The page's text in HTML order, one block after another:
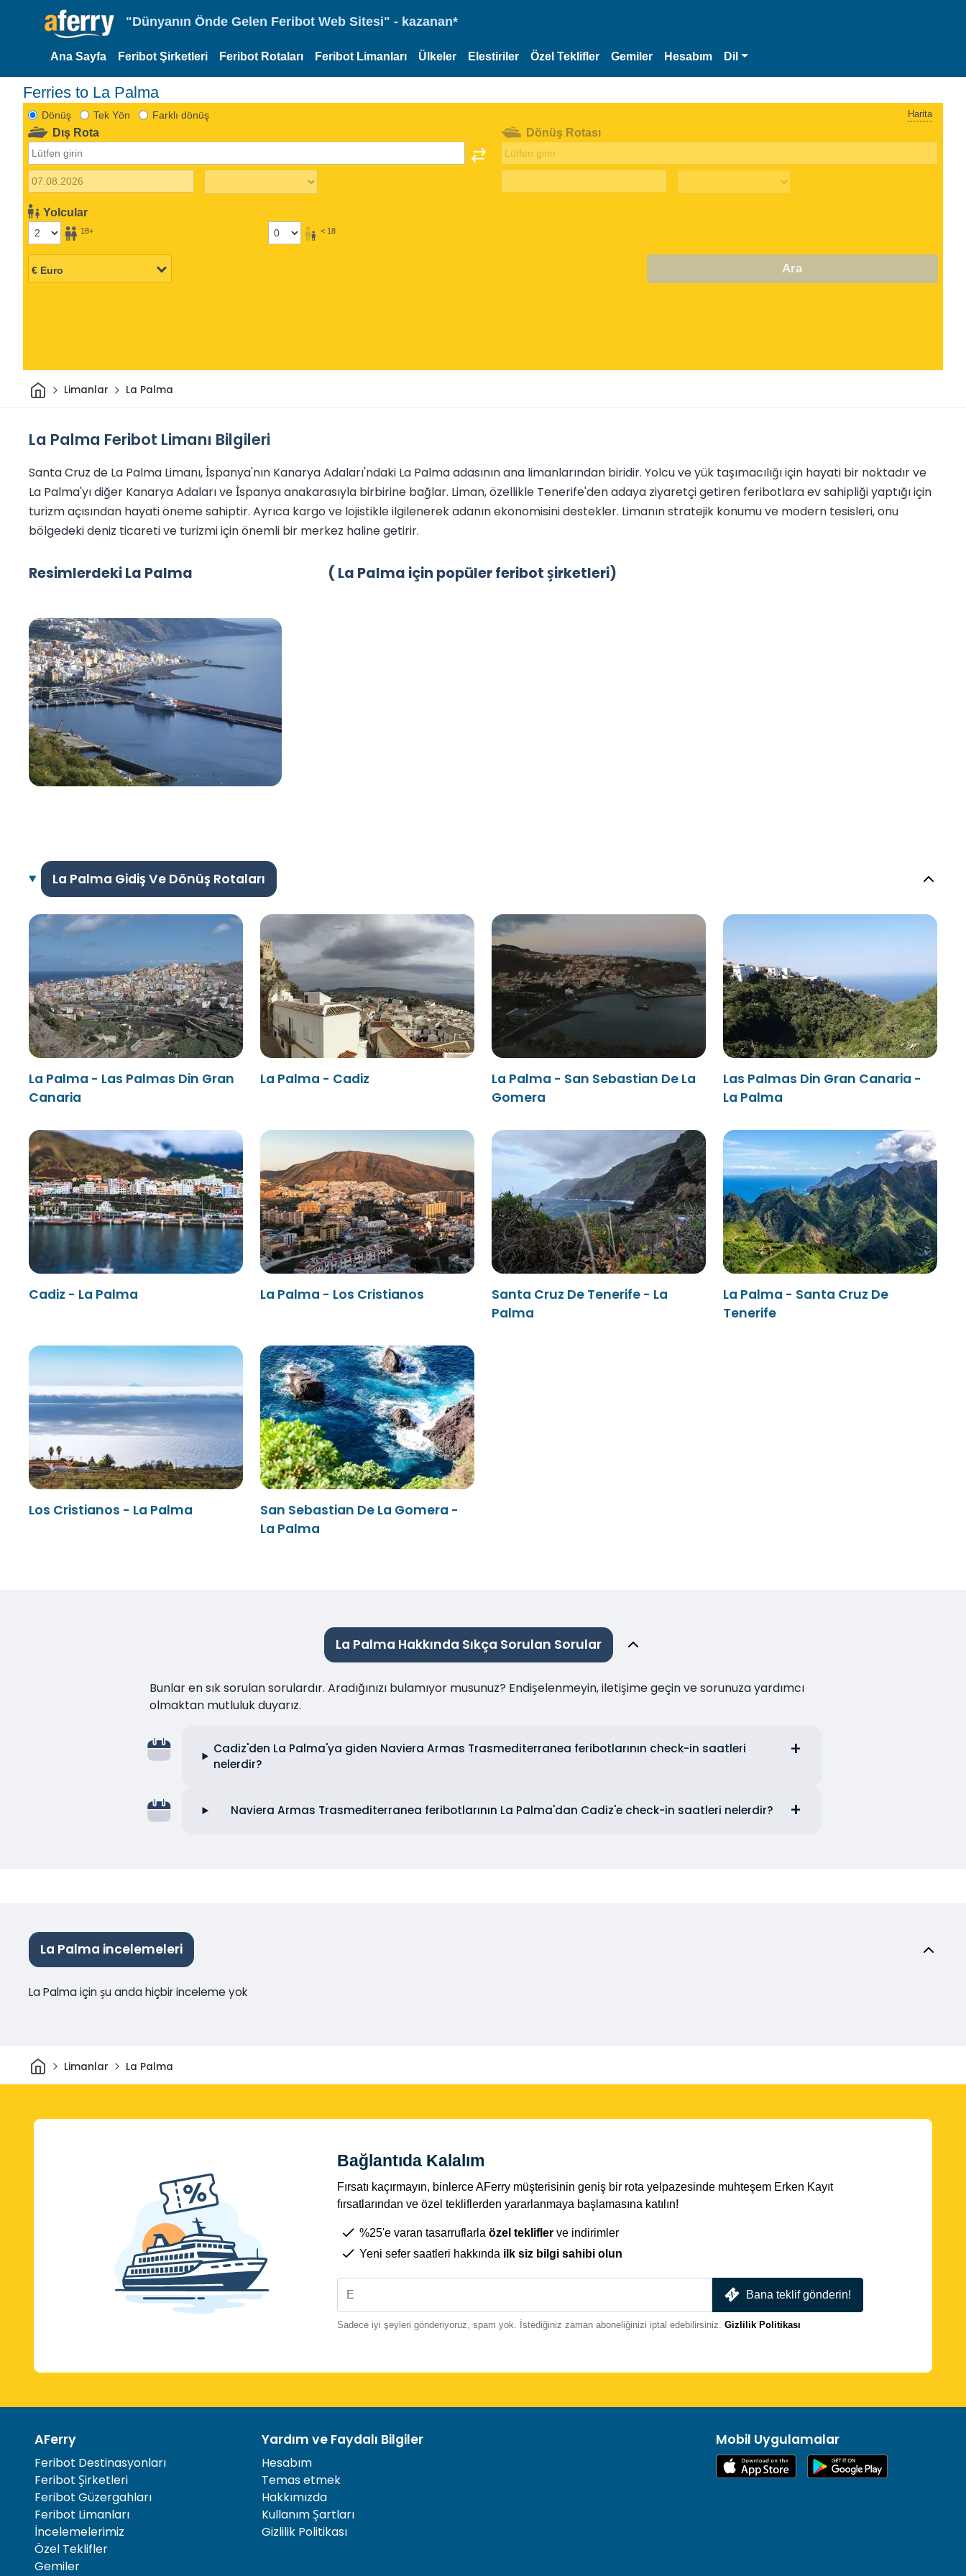
"Dünyanın Önde Gelen Feribot Web Sitesi" - kazanan*
Ana Sayfa Feribot Şirketleri Feribot Rotaları Feribot Limanları Ülkeler Elestiriler Özel Teklifler Gemiler Hesabım Dil
Ferries to La Palma
Dönüş Tek Yön Farklı dönüş Harita
Dış Rota
Yolcular
18+ < 18
Dönüş Rotası
Ara
Ev Limanlar La Palma
La Palma Feribot Limanı Bilgileri
Santa Cruz de La Palma Limanı, İspanya'nın Kanarya Adaları'ndaki La Palma adasının ana limanlarından biridir. Yolcu ve yük taşımacılığı için hayati bir noktadır ve
La Palma'yı diğer Kanarya Adaları ve İspanya anakarasıyla birbirine bağlar. Liman, özellikle Tenerife'den adaya ziyaretçi getiren feribotlara ev sahipliği yaptığı için
turizm açısından hayati öneme sahiptir. Ayrıca kargo ve lojistikle ilgilenerek adanın ekonomisini destekler. Limanın stratejik konumu ve modern tesisleri, onu
bölgedeki deniz ticareti ve turizmi için önemli bir merkez haline getirir.
Resimlerdeki La Palma ( La Palma için popüler feribot şirketleri)
La Palma Gidiş Ve Dönüş Rotaları
La Palma - Las Palmas Din Gran
Canaria
La Palma - Cadiz
La Palma - San Sebastian De La
Gomera
Las Palmas Din Gran Canaria -
La Palma
Cadiz - La Palma La Palma - Los Cristianos
Santa Cruz De Tenerife - La
Palma
La Palma - Santa Cruz De
Tenerife
Los Cristianos - La Palma
San Sebastian De La Gomera -
La Palma
La Palma Hakkında Sıkça Sorulan Sorular
Bunlar en sık sorulan sorulardır. Aradığınızı bulamıyor musunuz? Endişelenmeyin, iletişime geçin ve sorunuza yardımcı
olmaktan mutluluk duyarız.
Cadiz'den La Palma'ya giden Naviera Armas Trasmediterranea feribotlarının check-in saatleri
nelerdir?
Naviera Armas Trasmediterranea feribotlarının La Palma'dan Cadiz'e check-in saatleri nelerdir?
La Palma incelemeleri
La Palma için şu anda hiçbir inceleme yok
Ev Limanlar La Palma
Bağlantıda Kalalım
Fırsatı kaçırmayın, binlerce AFerry müşterisinin geniş bir rota yelpazesinde muhteşem Erken Kayıt
fırsatlarından ve özel tekliflerden yararlanmaya başlamasına katılın!
%25'e varan tasarruflarla özel teklifler ve indirimler
Yeni sefer saatleri hakkında ilk siz bilgi sahibi olun
Bana teklif gönderin!
Sadece iyi şeyleri gönderiyoruz, spam yok. İstediğiniz zaman aboneliğinizi iptal edebilirsiniz. Gizlilik Politikası
AFerry
Feribot Destinasyonları
Feribot Şirketleri
Feribot Güzergahları
Feribot Limanları
İncelemelerimiz
Özel Teklifler
Gemiler
Yardım ve Faydalı Bilgiler
Hesabım
Temas etmek
Hakkımızda
Kullanım Şartları
Gizlilik Politikası
Mobil Uygulamalar